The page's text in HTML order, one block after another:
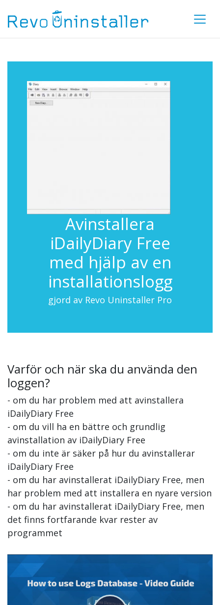
Avinstallera
iDailyDiary Free
med hjälp av en
installationslogg
gjord av Revo Uninstaller Pro
Varför och när ska du använda den
loggen?
- om du har problem med att avinstallera
iDailyDiary Free
- om du vill ha en bättre och grundlig
avinstallation av iDailyDiary Free
- om du inte är säker på hur du avinstallerar
iDailyDiary Free
- om du har avinstallerat iDailyDiary Free, men
har problem med att installera en nyare version
- om du har avinstallerat iDailyDiary Free, men
det finns fortfarande kvar rester av
programmet